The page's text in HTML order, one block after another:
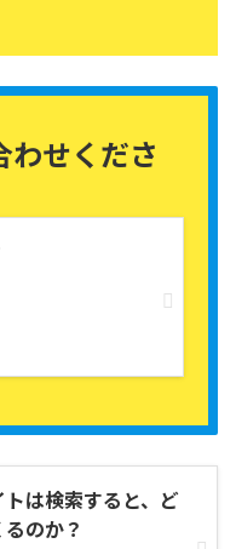
わせくださ
は検索すると、ど
のか？